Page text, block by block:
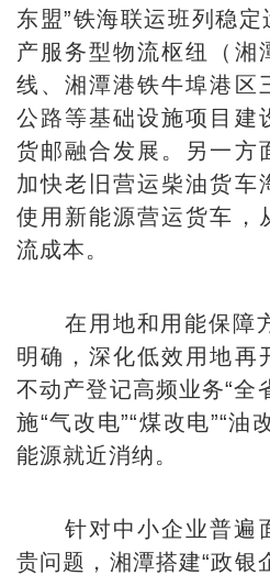
东盟”铁海联运班列稳
产服务型物流枢纽（湘
线、湘潭港铁牛埠港区
公路等基础设施项目建
货邮融合发展。另一方
加快老旧营运柴油货车
使用新能源营运货车，
流成本。
在用地和用能保障
明确，深化低效用地再
不动产登记高频业务“全
施“气改电”“煤改电”“油
能源就近消纳。
针对中小企业普遍
贵问题，湘潭搭建“政银